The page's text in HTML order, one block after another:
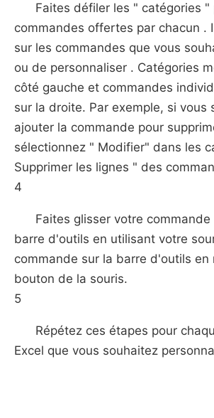
Faites défiler les " catégories "
commandes offertes par chacun .
sur les commandes que vous
ou de personnaliser . Catégories
côté gauche et commandes
sur ​​la droite. Par exemple, si vous
ajouter la commande pour
sélectionnez " Modifier" dans les
Supprimer les lignes " des
4
Faites glisser votre
barre d'outils en utilisant votre
commande sur la barre d'outils en
bouton de la souris.
5
Répétez ces étapes pour
Excel que vous souhaitez